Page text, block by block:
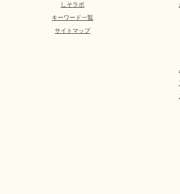
しそラボ
キーワード一覧
サイトマップ